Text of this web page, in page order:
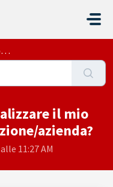
il mio
azienda?
11:27 AM